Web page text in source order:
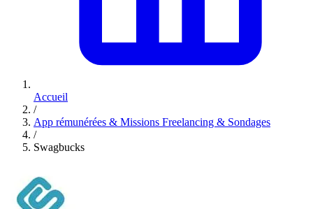
Accueil
/
App rémunérées & Missions Freelancing & Sondages
/
Swagbucks